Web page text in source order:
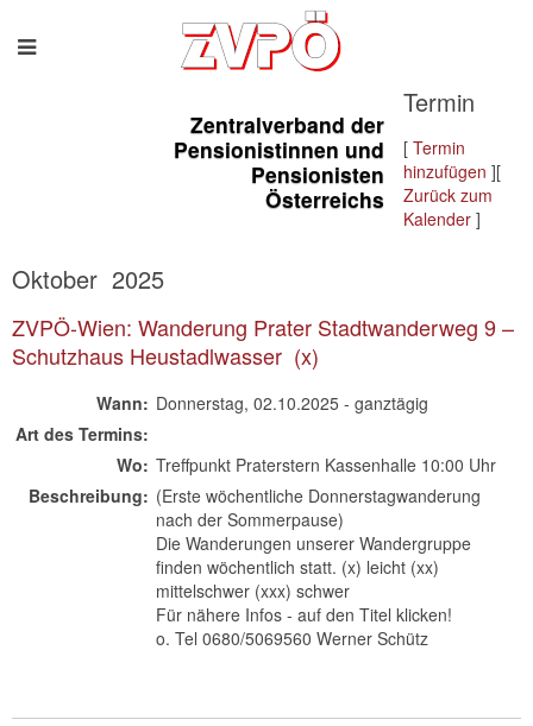
Zentralverband der
Pensionistinnen und
Pensionisten
Österreichs
Termin
[ Termin
hinzufügen ][
Zurück zum
Kalender ]
Oktober 2025
ZVPÖ-Wien: Wanderung Prater Stadtwanderweg 9 –
Schutzhaus Heustadlwasser  (x)
Wann: Donnerstag, 02.10.2025 - ganztägig
Art des Termins:
Wo: Treffpunkt Praterstern Kassenhalle 10:00 Uhr
Beschreibung: (Erste wöchentliche Donnerstagwanderung
nach der Sommerpause)
Die Wanderungen unserer Wandergruppe
finden wöchentlich statt. (x) leicht (xx)
mittelschwer (xxx) schwer
Für nähere Infos - auf den Titel klicken!
o. Tel 0680/5069560 Werner Schütz